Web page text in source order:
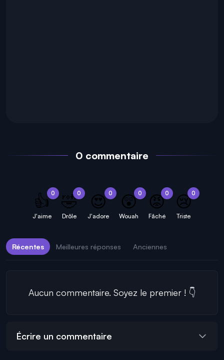
0 commentaire
0
👍
J'aime
0
🤣
Drôle
0
😍
J'adore
0
😲
Wouah
0
😡
Fâché
0
😢
Triste
Récentes Meilleures réponses Anciennes
Aucun commentaire. Soyez le premier ! 👇
Écrire un commentaire